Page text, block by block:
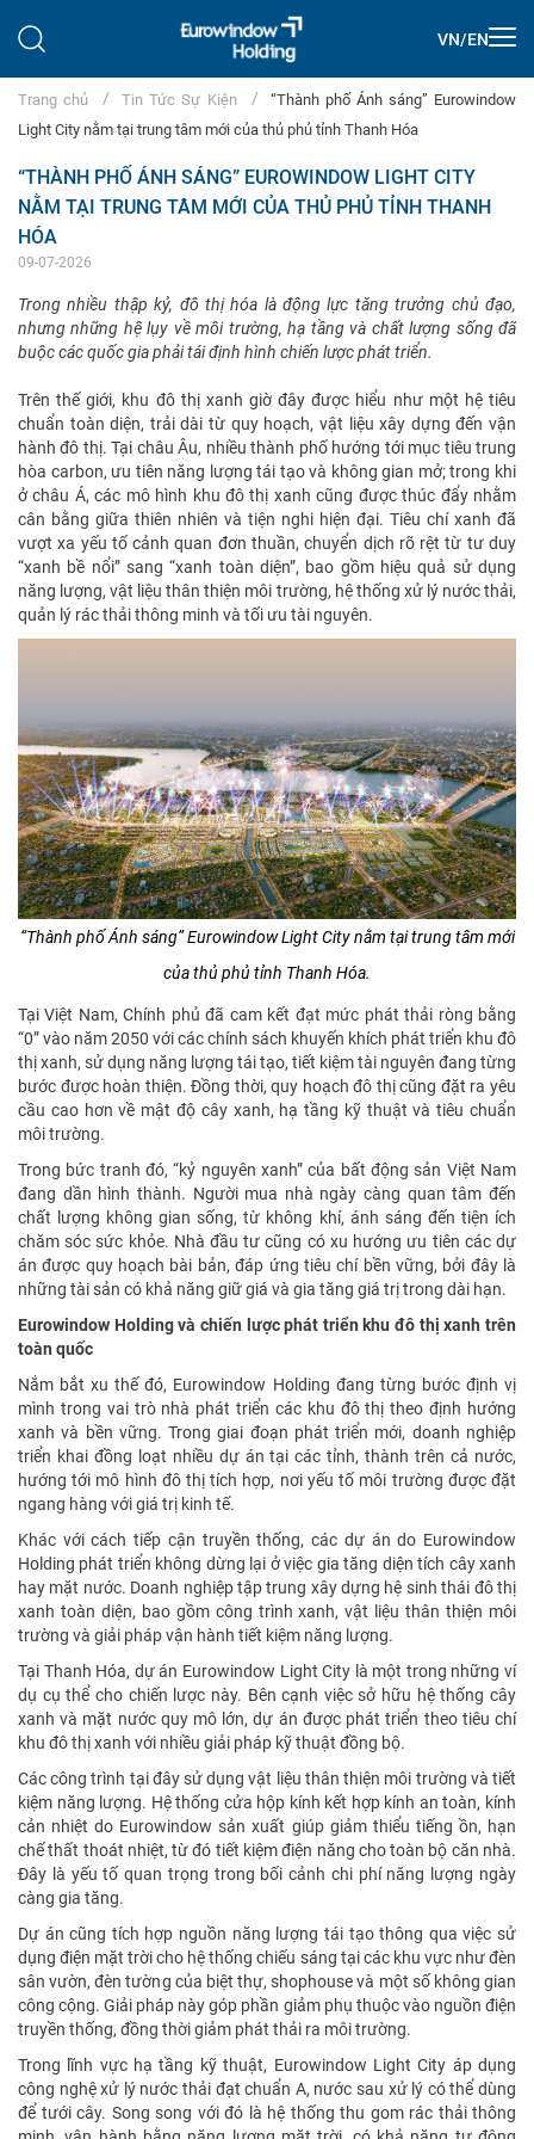
VN/EN
Trang chủ Tin Tức Sự Kiện
“Thành phố Ánh sáng” Eurowindow
Light City nằm tại trung tâm mới của thủ phủ tỉnh Thanh Hóa
“THÀNH PHỐ ÁNH SÁNG” EUROWINDOW LIGHT CITY
NẰM TẠI TRUNG TÂM MỚI CỦA THỦ PHỦ TỈNH THANH
HÓA
09-07-2026
Trong nhiều thập kỷ, đô thị hóa là động lực tăng trưởng chủ đạo,
nhưng những hệ lụy về môi trường, hạ tầng và chất lượng sống đã
buộc các quốc gia phải tái định hình chiến lược phát triển.
Trên thế giới, khu đô thị xanh giờ đây được hiểu như một hệ tiêu
chuẩn toàn diện, trải dài từ quy hoạch, vật liệu xây dựng đến vận
hành đô thị. Tại châu Âu, nhiều thành phố hướng tới mục tiêu trung
hòa carbon, ưu tiên năng lượng tái tạo và không gian mở; trong khi
ở châu Á, các mô hình khu đô thị xanh cũng được thúc đẩy nhằm
cân bằng giữa thiên nhiên và tiện nghi hiện đại. Tiêu chí xanh đã
vượt xa yếu tố cảnh quan đơn thuần, chuyển dịch rõ rệt từ tư duy
“xanh bề nổi” sang “xanh toàn diện”, bao gồm hiệu quả sử dụng
năng lượng, vật liệu thân thiện môi trường, hệ thống xử lý nước thải,
quản lý rác thải thông minh và tối ưu tài nguyên.
“Thành phố Ánh sáng” Eurowindow Light City nằm tại trung tâm mới
của thủ phủ tỉnh Thanh Hóa.
Tại Việt Nam, Chính phủ đã cam kết đạt mức phát thải ròng bằng
“0” vào năm 2050 với các chính sách khuyến khích phát triển khu đô
thị xanh, sử dụng năng lượng tái tạo, tiết kiệm tài nguyên đang từng
bước được hoàn thiện. Đồng thời, quy hoạch đô thị cũng đặt ra yêu
cầu cao hơn về mật độ cây xanh, hạ tầng kỹ thuật và tiêu chuẩn
môi trường.
Trong bức tranh đó, “kỷ nguyên xanh” của bất động sản Việt Nam
đang dần hình thành. Người mua nhà ngày càng quan tâm đến
chất lượng không gian sống, từ không khí, ánh sáng đến tiện ích
chăm sóc sức khỏe. Nhà đầu tư cũng có xu hướng ưu tiên các dự
án được quy hoạch bài bản, đáp ứng tiêu chí bền vững, bởi đây là
những tài sản có khả năng giữ giá và gia tăng giá trị trong dài hạn.
Eurowindow Holding và chiến lược phát triển khu đô thị xanh trên
toàn quốc
Nắm bắt xu thế đó, Eurowindow Holding đang từng bước định vị
mình trong vai trò nhà phát triển các khu đô thị theo định hướng
xanh và bền vững. Trong giai đoạn phát triển mới, doanh nghiệp
triển khai đồng loạt nhiều dự án tại các tỉnh, thành trên cả nước,
hướng tới mô hình đô thị tích hợp, nơi yếu tố môi trường được đặt
ngang hàng với giá trị kinh tế.
Khác với cách tiếp cận truyền thống, các dự án do Eurowindow
Holding phát triển không dừng lại ở việc gia tăng diện tích cây xanh
hay mặt nước. Doanh nghiệp tập trung xây dựng hệ sinh thái đô thị
xanh toàn diện, bao gồm công trình xanh, vật liệu thân thiện môi
trường và giải pháp vận hành tiết kiệm năng lượng.
Tại Thanh Hóa, dự án Eurowindow Light City là một trong những ví
dụ cụ thể cho chiến lược này. Bên cạnh việc sở hữu hệ thống cây
xanh và mặt nước quy mô lớn, dự án được phát triển theo tiêu chí
khu đô thị xanh với nhiều giải pháp kỹ thuật đồng bộ.
Các công trình tại đây sử dụng vật liệu thân thiện môi trường và tiết
kiệm năng lượng. Hệ thống cửa hộp kính kết hợp kính an toàn, kính
cản nhiệt do Eurowindow sản xuất giúp giảm thiểu tiếng ồn, hạn
chế thất thoát nhiệt, từ đó tiết kiệm điện năng cho toàn bộ căn nhà.
Đây là yếu tố quan trọng trong bối cảnh chi phí năng lượng ngày
càng gia tăng.
Dự án cũng tích hợp nguồn năng lượng tái tạo thông qua việc sử
dụng điện mặt trời cho hệ thống chiếu sáng tại các khu vực như đèn
sân vườn, đèn tường của biệt thự, shophouse và một số không gian
công cộng. Giải pháp này góp phần giảm phụ thuộc vào nguồn điện
truyền thống, đồng thời giảm phát thải ra môi trường.
Trong lĩnh vực hạ tầng kỹ thuật, Eurowindow Light City áp dụng
công nghệ xử lý nước thải đạt chuẩn A, nước sau xử lý có thể dùng
để tưới cây. Song song với đó là hệ thống thu gom rác thải thông